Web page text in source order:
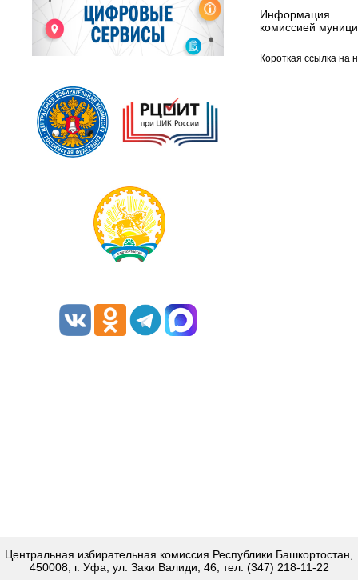
Информация
комиссией
Короткая ссылка на
Центральная избирательная комиссия Республики Башкортостан,
450008, г. Уфа, ул. Заки Валиди, 46, тел. (347) 218-11-22